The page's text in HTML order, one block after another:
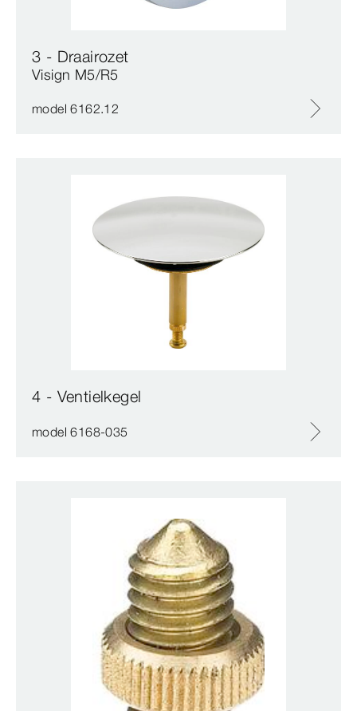
3 - Draairozet
Visign M5/R5
model 6162.12
4 - Ventielkegel
model 6168-035